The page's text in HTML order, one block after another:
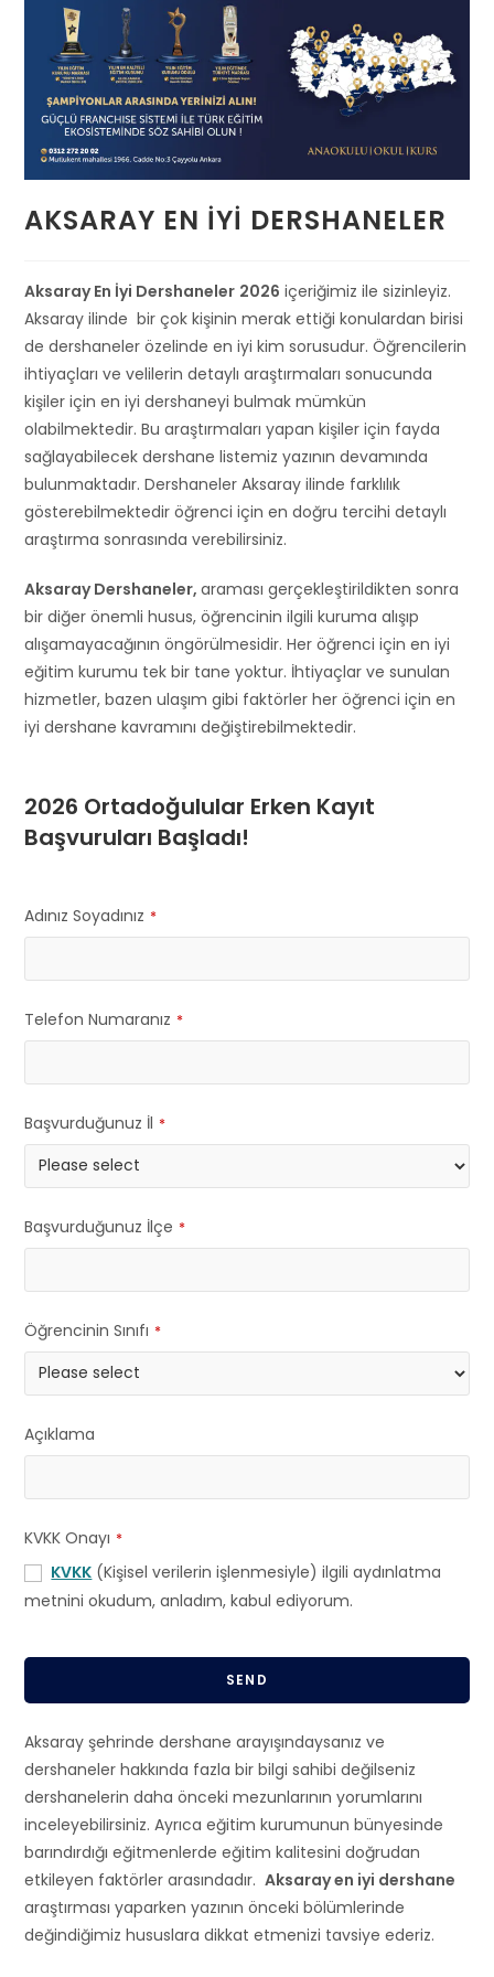
AKSARAY EN İYI DERSHANELER
Aksaray En İyi Dershaneler 2026 içeriğimiz ile sizinleyiz.
Aksaray ilinde bir çok kişinin merak ettiği konulardan birisi
de dershaneler özelinde en iyi kim sorusudur. Öğrencilerin
ihtiyaçları ve velilerin detaylı araştırmaları sonucunda
kişiler için en iyi dershaneyi bulmak mümkün
olabilmektedir. Bu araştırmaları yapan kişiler için fayda
sağlayabilecek dershane listemiz yazının devamında
bulunmaktadır. Dershaneler Aksaray ilinde farklılık
gösterebilmektedir öğrenci için en doğru tercihi detaylı
araştırma sonrasında verebilirsiniz.
Aksaray Dershaneler,araması gerçekleştirildikten sonra
bir diğer önemli husus, öğrencinin ilgili kuruma alışıp
alışamayacağının öngörülmesidir. Her öğrenci için en iyi
eğitim kurumu tek bir tane yoktur. İhtiyaçlar ve sunulan
hizmetler, bazen ulaşım gibi faktörler her öğrenci için en
iyi dershane kavramını değiştirebilmektedir.
2026 Ortadoğulular Erken Kayıt
Başvuruları Başladı!
Adınız Soyadınız *
Telefon Numaranız *
Başvurduğunuz İl *
Başvurduğunuz İlçe *
Öğrencinin Sınıfı *
Açıklama
KVKK Onayı *
KVKK (Kişisel verilerin işlenmesiyle) ilgili aydınlatma
metnini okudum, anladım, kabul ediyorum.
SEND
T
h
i
s
f
i
e
l
Aksaray şehrinde dershane arayışındaysanız ve
dershaneler hakkında fazla bir bilgi sahibi değilseniz
dershanelerin daha önceki mezunlarının yorumlarını
inceleyebilirsiniz. Ayrıca eğitim kurumunun bünyesinde
barındırdığı eğitmenlerde eğitim kalitesini doğrudan
etkileyen faktörler arasındadır.Aksaray en iyi dershane
araştırması yaparken yazının önceki bölümlerinde
değindiğimiz hususlara dikkat etmenizi tavsiye ederiz.